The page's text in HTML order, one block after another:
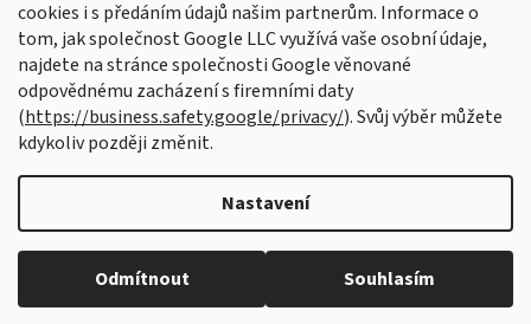
cookies i s předáním údajů našim partnerům. Informace o
tom, jak společnost Google LLC využívá vaše osobní údaje,
najdete na stránce společnosti Google věnované
odpovědnému zacházení s firemními daty
(https://business.safety.google/privacy/). Svůj výběr můžete
kdykoliv později změnit.
Nastavení
Odmítnout Souhlasím
E-mail
Vložením e-mailu souhlasíte s podmínkami ochrany osobních údajů
Vytvořil Shoptet Premium